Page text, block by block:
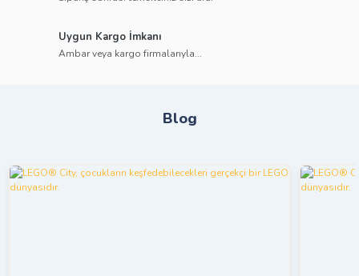
Uygun Kargo İmkanı
Ambar veya kargo firmalarıyla...
Blog